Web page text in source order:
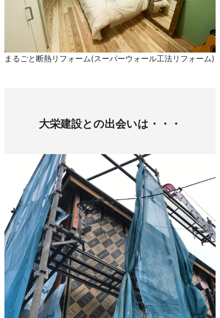
まるごと断熱リフォーム(スーパーウォール工法リフォーム)
大栄建設との出会いは・・・